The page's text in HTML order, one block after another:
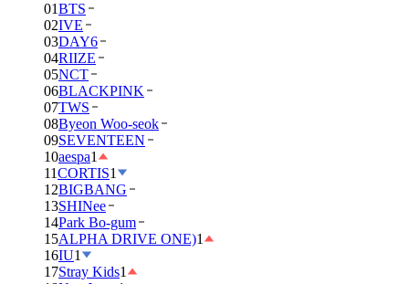
01BTS
02IVE
03DAY6
04RIIZE
05NCT
06BLACKPINK
07TWS
08Byeon Woo-seok
09SEVENTEEN
10aespa1
11CORTIS1
12BIGBANG
13SHINee
14Park Bo-gum
15ALPHA DRIVE ONE)1
16IU1
17Stray Kids1